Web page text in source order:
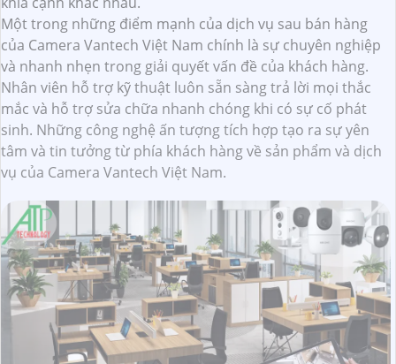
Một trong những điểm mạnh của dịch vụ sau bán hàng
của Camera Vantech Việt Nam chính là sự chuyên nghiệp
và nhanh nhẹn trong giải quyết vấn đề của khách hàng.
Nhân viên hỗ trợ kỹ thuật luôn sẵn sàng trả lời mọi thắc
mắc và hỗ trợ sửa chữa nhanh chóng khi có sự cố phát
sinh. Những công nghệ ấn tượng tích hợp tạo ra sự yên
tâm và tin tưởng từ phía khách hàng về sản phẩm và dịch
vụ của Camera Vantech Việt Nam.